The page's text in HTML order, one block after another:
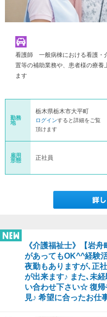
看護師 一般病棟における看護・
置等の補助業務や、患者様の療養
ます
勤務
地
栃木県栃木市大平町
ログインすると詳細をご覧
頂けます
雇用
形態
正社員
《介護福祉士》【岩
があってもOK^^経験
夜勤もありますが､正
が出来ます♪ また､未
い合わせ下さい☆ 復
見♪ 希望に合ったお仕